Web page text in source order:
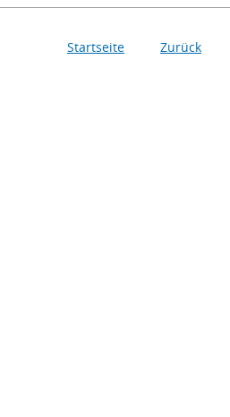
Startseite Zurück